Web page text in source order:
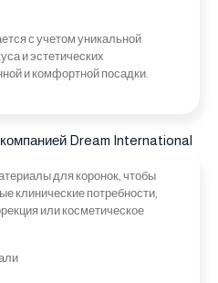
с учетом уникальной
и эстетических
и комфортной посадки.
Dream International
для коронок, чтобы
клинические потребности,
или косметическое